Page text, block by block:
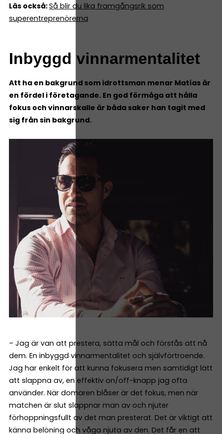
Läs också:Så blir du lika framgångsrik som
superentreprenörerna
Inbyggd vinnarmentalitet
Att ha en bakgrund som idrottsman menar Matías är
en fördel i företagande. En god förmåga att hålla
fokus och vinnarskalle är båda saker han tagit med
sig från sin bakgrund.
– Jag är van att prestera, sätta mål och förstås att nå
dem. En inbyggd vinnarmentalitet och självförtroende.
Jag har enkelt för att kunna fokusera men samtidigt lätt
att slappna av, en effektiv on/off-knapp jag ofta
använder. När domaren blåser är det fokus, men när
matchen är slut slappnar man av och njuter
förhoppningsfullt av det man presterat. Det är viktigt att
känna belöning och våga njuta av den. Det får en att